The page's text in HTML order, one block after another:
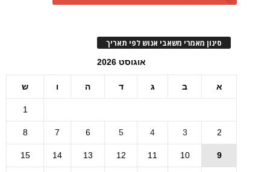
סינון מאמרי משאבי אנוש לפי תאריך
אוגוסט 2026
א ב ג ד ה ו ש
1
2
3
4
5
6
7
8
9
10
11
12
13
14
15